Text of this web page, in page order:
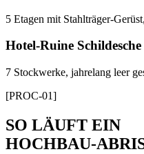
5 Etagen mit Stahlträger-
Hotel-Ruine Schildesche
7 Stockwerke, jahrelang leer
[PROC-01]
SO LÄUFT EIN
HOCHBAU-